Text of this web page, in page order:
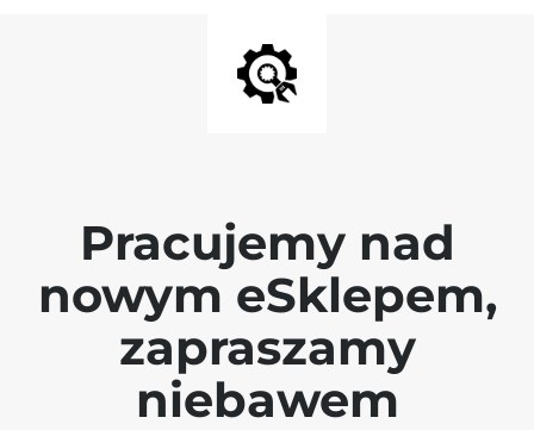
Pracujemy nad
nowym eSklepem,
zapraszamy
niebawem